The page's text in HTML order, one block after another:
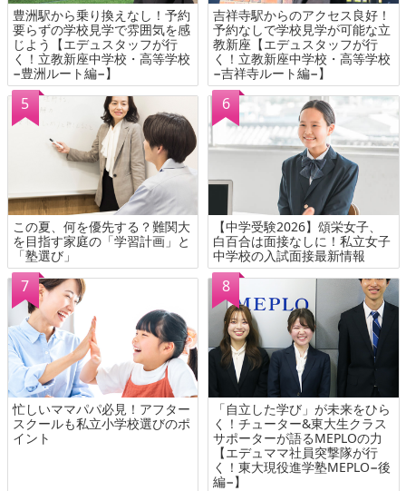
豊洲駅から乗り換えなし！予約
要らずの学校見学で雰囲気を感
じよう【エデュスタッフが行
く！立教新座中学校・高等学校
−豊洲ルート編−】
吉祥寺駅からのアクセス良好！
予約なしで学校見学が可能な立
教新座【エデュスタッフが行
く！立教新座中学校・高等学校
−吉祥寺ルート編−】
この夏、何を優先する？難関大
を目指す家庭の「学習計画」と
「塾選び」
【中学受験2026】頌栄女子、
白百合は面接なしに！私立女子
中学校の入試面接最新情報
忙しいママパパ必見！アフター
スクールも私立小学校選びのポ
イント
「自立した学び」が未来をひら
く！チューター&東大生クラス
サポーターが語るMEPLOの力
【エデュママ社員突撃隊が行
く！東大現役進学塾MEPLO−後
編−】